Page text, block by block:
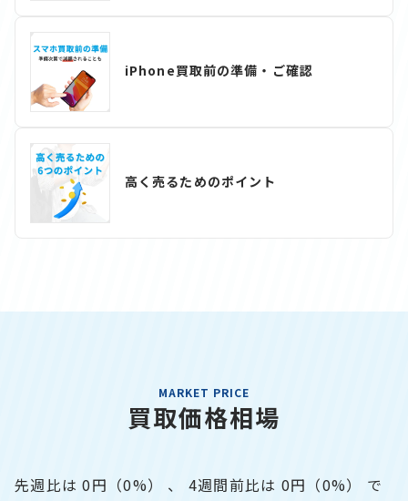
iPhone買取前の準備・ご確認
高く売るためのポイント
MARKET PRICE
買取価格相場
先週比は0円（0%） 、 4週間前比は 0円（0%）
で